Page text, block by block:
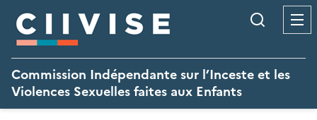
Commission Indépendante sur l’Inceste et les
Violences Sexuelles faites aux Enfants